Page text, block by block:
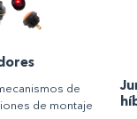
de
de montaje